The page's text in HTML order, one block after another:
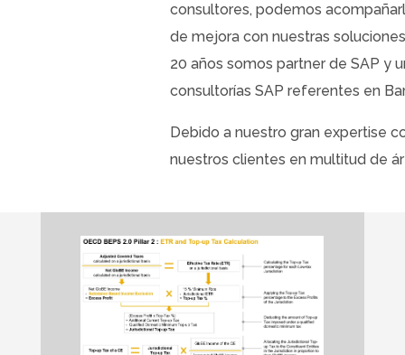
consultores, podemos
de mejora con nuestras
20 años somos partner de SAP y
consultorías SAP referentes en
Debido a nuestro gran expertise
nuestros clientes en multitud de